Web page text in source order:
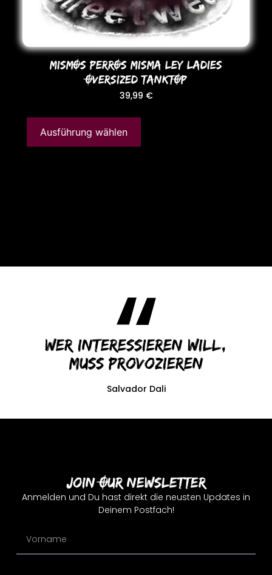
MISMOS PERROS MISMA LEY LADIES
OVERSIZED TANKTOP
39,99 €
Ausführung wählen
Wer interessieren will,
muss provozieren
Salvador Dali
Join Our Newsletter
Anmelden und Du hast direkt die neusten Updates in
Deinem Postfach!